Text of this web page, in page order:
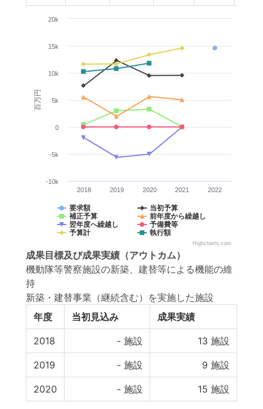
百万円
要求額
当初予算
補正予算
前年度から繰越し
翌年度へ繰越し
予備費等
予算計
執行額
2018 2019 2020 2021 2022
-10k
-5k
0
5k
10k
15k
20k
Highcharts.com
成果目標及び成果実績 （アウトカム）
機動隊等警察施設の新築、建替等による機能の維
持
新築・建替事業（継続含む）を実施した施設
年度
当初見込み 成果実績
2018 - 施設 13 施設
2019 - 施設 9 施設
2020 - 施設 15 施設